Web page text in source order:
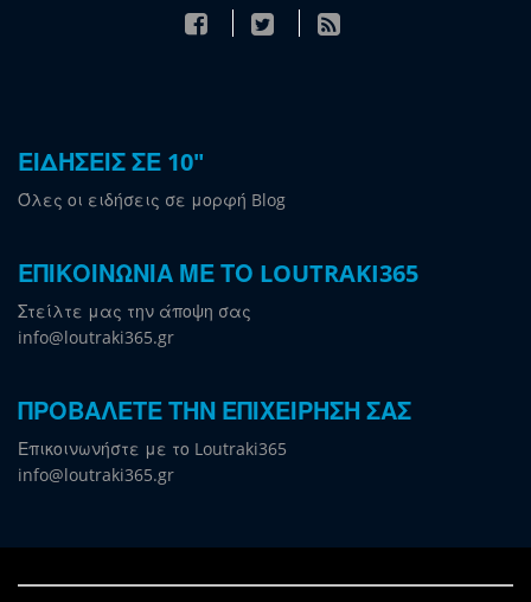
ΕΙΔΗΣΕΙΣ ΣΕ 10"
Όλες οι ειδήσεις σε μορφή Blog
ΕΠΙΚΟΙΝΩΝΙΑ ΜΕ ΤΟ LOUTRAKI365
Στείλτε μας την άποψη σας
info@loutraki365.gr
ΠΡΟΒΑΛΕΤΕ ΤΗΝ ΕΠΙΧΕΙΡΗΣΗ ΣΑΣ
Επικοινωνήστε με το Loutraki365
info@loutraki365.gr